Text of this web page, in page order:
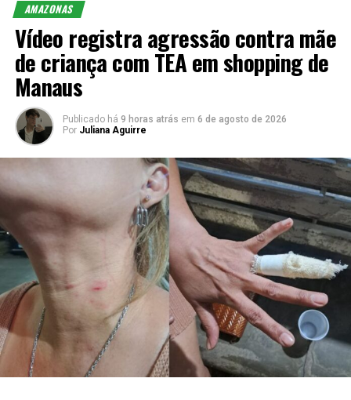
AMAZONAS
Vídeo registra agressão contra mãe
de criança com TEA em shopping de
Manaus
Publicado há 9 horas atrás em 6 de agosto de 2026
Por Juliana Aguirre